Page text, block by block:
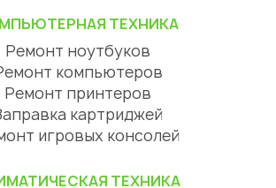
ТЕХНИКА
Ремонт ноутбуков
компьютеров
Ремонт принтеров
картриджей
игровых консолей
ТЕХНИКА